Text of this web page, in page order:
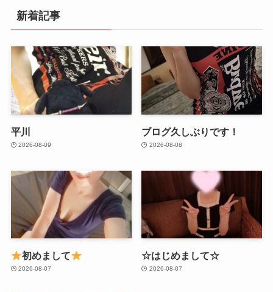
新着記事
平川
2026-08-09
ブログ久しぶりです！
2026-08-08
初めまして
2026-08-07
☆はじめまして☆
2026-08-07